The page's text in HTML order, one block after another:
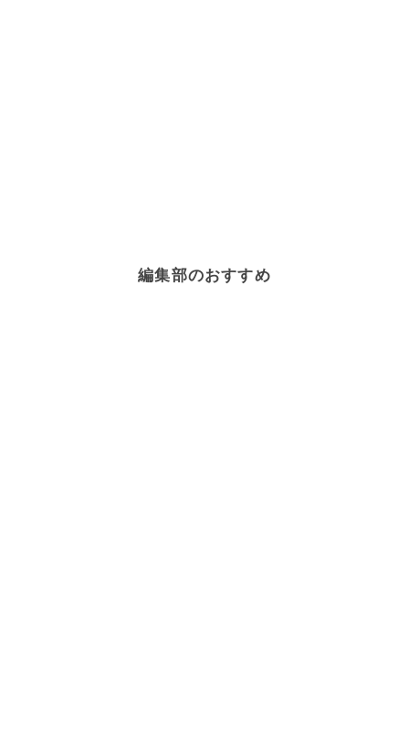
編集部のおすすめ